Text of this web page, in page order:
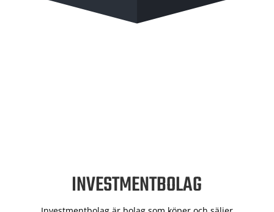
INVESTMENTBOLAG